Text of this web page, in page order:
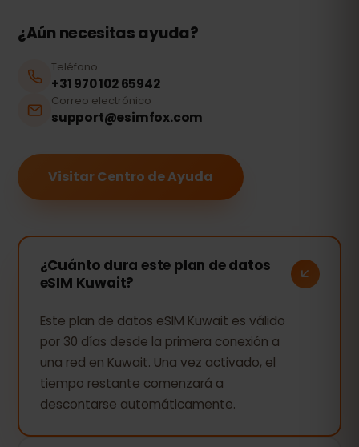
¿Aún necesitas ayuda?
Teléfono
+31 970 102 65942
Correo electrónico
support@esimfox.com
Visitar Centro de Ayuda
¿Cuánto dura este plan de datos
eSIM Kuwait?
Este plan de datos eSIM Kuwait es válido
por 30 días desde la primera conexión a
una red en Kuwait. Una vez activado, el
tiempo restante comenzará a
descontarse automáticamente.